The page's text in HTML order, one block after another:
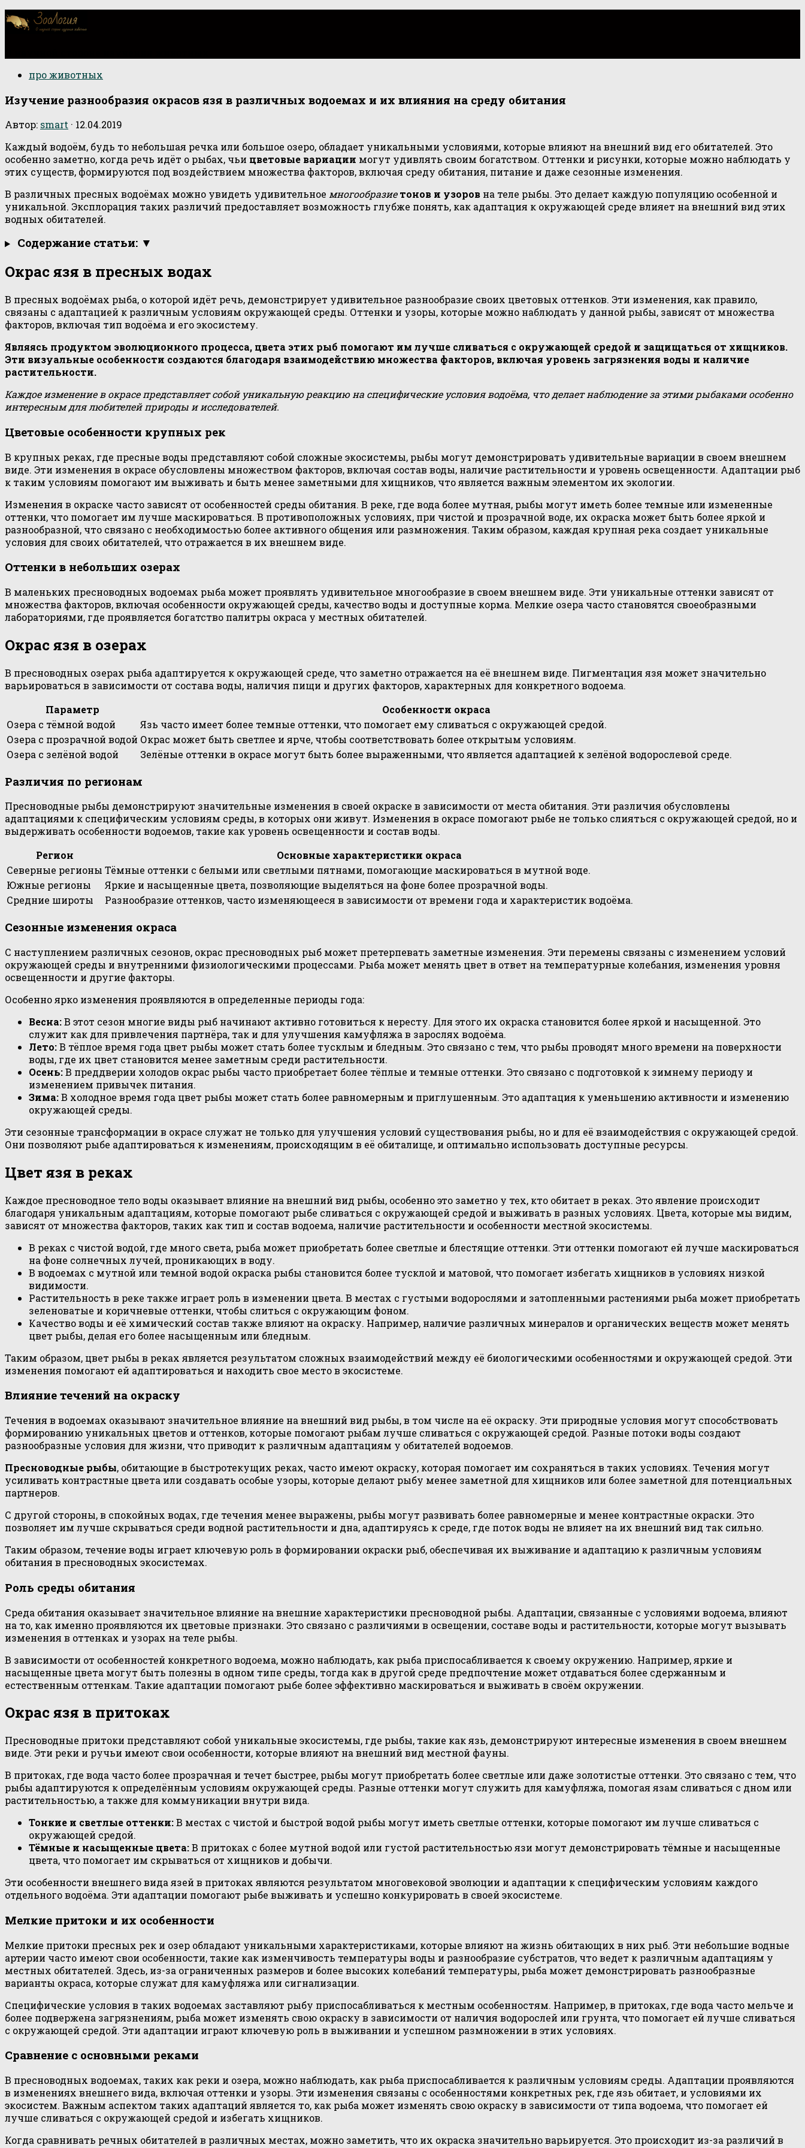
про животных
Изучение разнообразия окрасов язя в различных водоемах и их влияния на среду обитания
Автор: smart · 12.04.2019
Каждый водоём, будь то небольшая речка или большое озеро, обладает уникальными условиями, которые влияют на внешний вид его обитателей. Это
особенно заметно, когда речь идёт о рыбах, чьи цветовые вариации могут удивлять своим богатством. Оттенки и рисунки, которые можно наблюдать у
этих существ, формируются под воздействием множества факторов, включая среду обитания, питание и даже сезонные изменения.
В различных пресных водоёмах можно увидеть удивительное многообразие тонов и узоров на теле рыбы. Это делает каждую популяцию особенной и
уникальной. Эксплорация таких различий предоставляет возможность глубже понять, как адаптация к окружающей среде влияет на внешний вид этих
водных обитателей.
Содержание статьи: ▼
Окрас язя в пресных водах
В пресных водоёмах рыба, о которой идёт речь, демонстрирует удивительное разнообразие своих цветовых оттенков. Эти изменения, как правило,
связаны с адаптацией к различным условиям окружающей среды. Оттенки и узоры, которые можно наблюдать у данной рыбы, зависят от множества
факторов, включая тип водоёма и его экосистему.
Являясь продуктом эволюционного процесса, цвета этих рыб помогают им лучше сливаться с окружающей средой и защищаться от хищников.
Эти визуальные особенности создаются благодаря взаимодействию множества факторов, включая уровень загрязнения воды и наличие
растительности.
Каждое изменение в окрасе представляет собой уникальную реакцию на специфические условия водоёма, что делает наблюдение за этими рыбаками особенно
интересным для любителей природы и исследователей.
Цветовые особенности крупных рек
В крупных реках, где пресные воды представляют собой сложные экосистемы, рыбы могут демонстрировать удивительные вариации в своем внешнем
виде. Эти изменения в окрасе обусловлены множеством факторов, включая состав воды, наличие растительности и уровень освещенности. Адаптации рыб
к таким условиям помогают им выживать и быть менее заметными для хищников, что является важным элементом их экологии.
Изменения в окраске часто зависят от особенностей среды обитания. В реке, где вода более мутная, рыбы могут иметь более темные или измененные
оттенки, что помогает им лучше маскироваться. В противоположных условиях, при чистой и прозрачной воде, их окраска может быть более яркой и
разнообразной, что связано с необходимостью более активного общения или размножения. Таким образом, каждая крупная река создает уникальные
условия для своих обитателей, что отражается в их внешнем виде.
Оттенки в небольших озерах
В маленьких пресноводных водоемах рыба может проявлять удивительное многообразие в своем внешнем виде. Эти уникальные оттенки зависят от
множества факторов, включая особенности окружающей среды, качество воды и доступные корма. Мелкие озера часто становятся своеобразными
лабораториями, где проявляется богатство палитры окраса у местных обитателей.
Окрас язя в озерах
В пресноводных озерах рыба адаптируется к окружающей среде, что заметно отражается на её внешнем виде. Пигментация язя может значительно
варьироваться в зависимости от состава воды, наличия пищи и других факторов, характерных для конкретного водоема.
Параметр
Особенности окраса
Озера с тёмной водой
Язь часто имеет более темные оттенки, что помогает ему сливаться с окружающей средой.
Озера с прозрачной водой Окрас может быть светлее и ярче, чтобы соответствовать более открытым условиям.
Озера с зелёной водой
Зелёные оттенки в окрасе могут быть более выраженными, что является адаптацией к зелёной водорослевой среде.
Различия по регионам
Пресноводные рыбы демонстрируют значительные изменения в своей окраске в зависимости от места обитания. Эти различия обусловлены
адаптациями к специфическим условиям среды, в которых они живут. Изменения в окрасе помогают рыбе не только слияться с окружающей средой, но и
выдерживать особенности водоемов, такие как уровень освещенности и состав воды.
Регион
Основные характеристики окраса
Северные регионы Тёмные оттенки с белыми или светлыми пятнами, помогающие маскироваться в мутной воде.
Южные регионы
Яркие и насыщенные цвета, позволяющие выделяться на фоне более прозрачной воды.
Средние широты
Разнообразие оттенков, часто изменяющееся в зависимости от времени года и характеристик водоёма.
Сезонные изменения окраса
С наступлением различных сезонов, окрас пресноводных рыб может претерпевать заметные изменения. Эти перемены связаны с изменением условий
окружающей среды и внутренними физиологическими процессами. Рыба может менять цвет в ответ на температурные колебания, изменения уровня
освещенности и другие факторы.
Особенно ярко изменения проявляются в определенные периоды года:
Весна:В этот сезон многие виды рыб начинают активно готовиться к нересту. Для этого их окраска становится более яркой и насыщенной. Это
служит как для привлечения партнёра, так и для улучшения камуфляжа в зарослях водоёма.
Лето:В тёплое время года цвет рыбы может стать более тусклым и бледным. Это связано с тем, что рыбы проводят много времени на поверхности
воды, где их цвет становится менее заметным среди растительности.
Осень:В преддверии холодов окрас рыбы часто приобретает более тёплые и темные оттенки. Это связано с подготовкой к зимнему периоду и
изменением привычек питания.
Зима:В холодное время года цвет рыбы может стать более равномерным и приглушенным. Это адаптация к уменьшению активности и изменению
окружающей среды.
Эти сезонные трансформации в окрасе служат не только для улучшения условий существования рыбы, но и для её взаимодействия с окружающей средой.
Они позволяют рыбе адаптироваться к изменениям, происходящим в её обиталище, и оптимально использовать доступные ресурсы.
Цвет язя в реках
Каждое пресноводное тело воды оказывает влияние на внешний вид рыбы, особенно это заметно у тех, кто обитает в реках. Это явление происходит
благодаря уникальным адаптациям, которые помогают рыбе сливаться с окружающей средой и выживать в разных условиях. Цвета, которые мы видим,
зависят от множества факторов, таких как тип и состав водоема, наличие растительности и особенности местной экосистемы.
В реках с чистой водой, где много света, рыба может приобретать более светлые и блестящие оттенки. Эти оттенки помогают ей лучше маскироваться
на фоне солнечных лучей, проникающих в воду.
В водоемах с мутной или темной водой окраска рыбы становится более тусклой и матовой, что помогает избегать хищников в условиях низкой
видимости.
Растительность в реке также играет роль в изменении цвета. В местах с густыми водорослями и затопленными растениями рыба может приобретать
зеленоватые и коричневые оттенки, чтобы слиться с окружающим фоном.
Качество воды и её химический состав также влияют на окраску. Например, наличие различных минералов и органических веществ может менять
цвет рыбы, делая его более насыщенным или бледным.
Таким образом, цвет рыбы в реках является результатом сложных взаимодействий между её биологическими особенностями и окружающей средой. Эти
изменения помогают ей адаптироваться и находить свое место в экосистеме.
Влияние течений на окраску
Течения в водоемах оказывают значительное влияние на внешний вид рыбы, в том числе на её окраску. Эти природные условия могут способствовать
формированию уникальных цветов и оттенков, которые помогают рыбам лучше сливаться с окружающей средой. Разные потоки воды создают
разнообразные условия для жизни, что приводит к различным адаптациям у обитателей водоемов.
Пресноводные рыбы, обитающие в быстротекущих реках, часто имеют окраску, которая помогает им сохраняться в таких условиях. Течения могут
усиливать контрастные цвета или создавать особые узоры, которые делают рыбу менее заметной для хищников или более заметной для потенциальных
партнеров.
С другой стороны, в спокойных водах, где течения менее выражены, рыбы могут развивать более равномерные и менее контрастные окраски. Это
позволяет им лучше скрываться среди водной растительности и дна, адаптируясь к среде, где поток воды не влияет на их внешний вид так сильно.
Таким образом, течение воды играет ключевую роль в формировании окраски рыб, обеспечивая их выживание и адаптацию к различным условиям
обитания в пресноводных экосистемах.
Роль среды обитания
Среда обитания оказывает значительное влияние на внешние характеристики пресноводной рыбы. Адаптации, связанные с условиями водоема, влияют
на то, как именно проявляются их цветовые признаки. Это связано с различиями в освещении, составе воды и растительности, которые могут вызывать
изменения в оттенках и узорах на теле рыбы.
В зависимости от особенностей конкретного водоема, можно наблюдать, как рыба приспосабливается к своему окружению. Например, яркие и
насыщенные цвета могут быть полезны в одном типе среды, тогда как в другой среде предпочтение может отдаваться более сдержанным и
естественным оттенкам. Такие адаптации помогают рыбе более эффективно маскироваться и выживать в своём окружении.
Окрас язя в притоках
Пресноводные притоки представляют собой уникальные экосистемы, где рыбы, такие как язь, демонстрируют интересные изменения в своем внешнем
виде. Эти реки и ручьи имеют свои особенности, которые влияют на внешний вид местной фауны.
В притоках, где вода часто более прозрачная и течет быстрее, рыбы могут приобретать более светлые или даже золотистые оттенки. Это связано с тем, что
рыбы адаптируются к определённым условиям окружающей среды. Разные оттенки могут служить для камуфляжа, помогая язам сливаться с дном или
растительностью, а также для коммуникации внутри вида.
Тонкие и светлые оттенки:В местах с чистой и быстрой водой рыбы могут иметь светлые оттенки, которые помогают им лучше сливаться с
окружающей средой.
Тёмные и насыщенные цвета:В притоках с более мутной водой или густой растительностью язи могут демонстрировать тёмные и насыщенные
цвета, что помогает им скрываться от хищников и добычи.
Эти особенности внешнего вида язей в притоках являются результатом многовековой эволюции и адаптации к специфическим условиям каждого
отдельного водоёма. Эти адаптации помогают рыбе выживать и успешно конкурировать в своей экосистеме.
Мелкие притоки и их особенности
Мелкие притоки пресных рек и озер обладают уникальными характеристиками, которые влияют на жизнь обитающих в них рыб. Эти небольшие водные
артерии часто имеют свои особенности, такие как изменчивость температуры воды и разнообразие субстратов, что ведет к различным адаптациям у
местных обитателей. Здесь, из-за ограниченных размеров и более высоких колебаний температуры, рыба может демонстрировать разнообразные
варианты окраса, которые служат для камуфляжа или сигнализации.
Специфические условия в таких водоемах заставляют рыбу приспосабливаться к местным особенностям. Например, в притоках, где вода часто мельче и
более подвержена загрязнениям, рыба может изменять свою окраску в зависимости от наличия водорослей или грунта, что помогает ей лучше сливаться
с окружающей средой. Эти адаптации играют ключевую роль в выживании и успешном размножении в этих условиях.
Сравнение с основными реками
В пресноводных водоемах, таких как реки и озера, можно наблюдать, как рыба приспосабливается к различным условиям среды. Адаптации проявляются
в изменениях внешнего вида, включая оттенки и узоры. Эти изменения связаны с особенностями конкретных рек, где язь обитает, и условиями их
экосистем. Важным аспектом таких адаптаций является то, как рыба может изменять свою окраску в зависимости от типа водоема, что помогает ей
лучше сливаться с окружающей средой и избегать хищников.
Когда сравнивать речных обитателей в различных местах, можно заметить, что их окраска значительно варьируется. Это происходит из-за различий в